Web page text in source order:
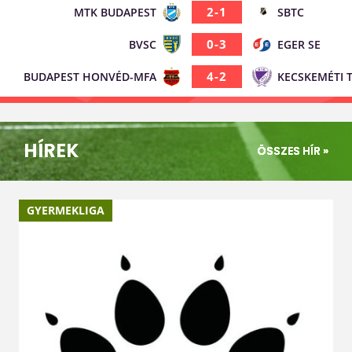
MTK BUDAPEST 2-1 SBTC
BVSC 0-3 EGER SE
BUDAPEST HONVÉD-MFA 4-2
KECSKEMÉTI
VASAS KUBALA
AKADÉMIA
III.KER TVE KECSKEMÉTI
IKARUS BSE 1-1 EGER SE
DIÓSGYŐRI VTK
GÖDÖLLŐI SPORT KLUB 0-10
IKARUS BSE
SBTC 3-2 KECSKEMÉTI
HÍREK ÖSSZES HÍR »
GYERMEKLIGA